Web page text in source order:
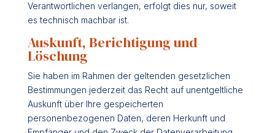
Verantwortlichen verlangen, erfolgt dies nur, soweit
es technisch machbar ist.
Auskunft, Berichtigung und
Löschung
Sie haben im Rahmen der geltenden gesetzlichen
Bestimmungen jederzeit das Recht auf unentgeltliche
Auskunft über Ihre gespeicherten
personenbezogenen Daten, deren Herkunft und